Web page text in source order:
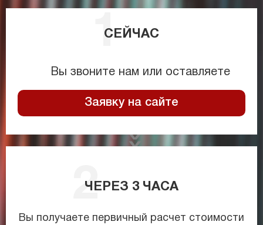
СЕЙЧАС
Вы звоните нам или оставляете
Заявку на сайте
ЧЕРЕЗ 3 ЧАСА
Вы получаете первичный расчет стоимости